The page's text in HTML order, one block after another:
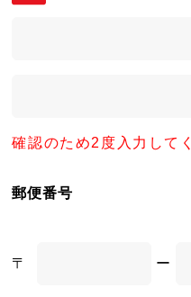
確認のため2度入力して
郵便番号
〒 ー